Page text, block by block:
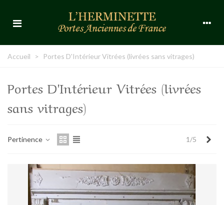
Accueil > Portes D'Intérieur Vitrées (livrées sans vitrages)
Portes D'Intérieur Vitrées (livrées
sans vitrages)
Pertinence 1/5